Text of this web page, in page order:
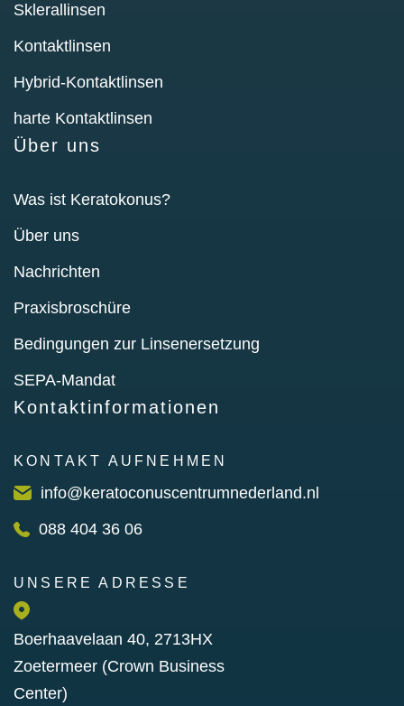
Sklerallinsen
Kontaktlinsen
Hybrid-Kontaktlinsen
harte Kontaktlinsen
Über uns
Was ist Keratokonus?
Über uns
Nachrichten
Praxisbroschüre
Bedingungen zur Linsenersetzung
SEPA-Mandat
Kontaktinformationen
KONTAKT AUFNEHMEN
info@keratoconuscentrumnederland.nl
088 404 36 06
UNSERE ADRESSE
Boerhaavelaan 40, 2713HX
Zoetermeer (Crown Business
Center)